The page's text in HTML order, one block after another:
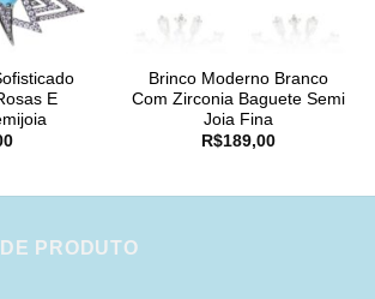
E
Brinco Moderno Branco
Com Zirconia Baguete Semi
Joia Fina
R$189,00
PRODUTO